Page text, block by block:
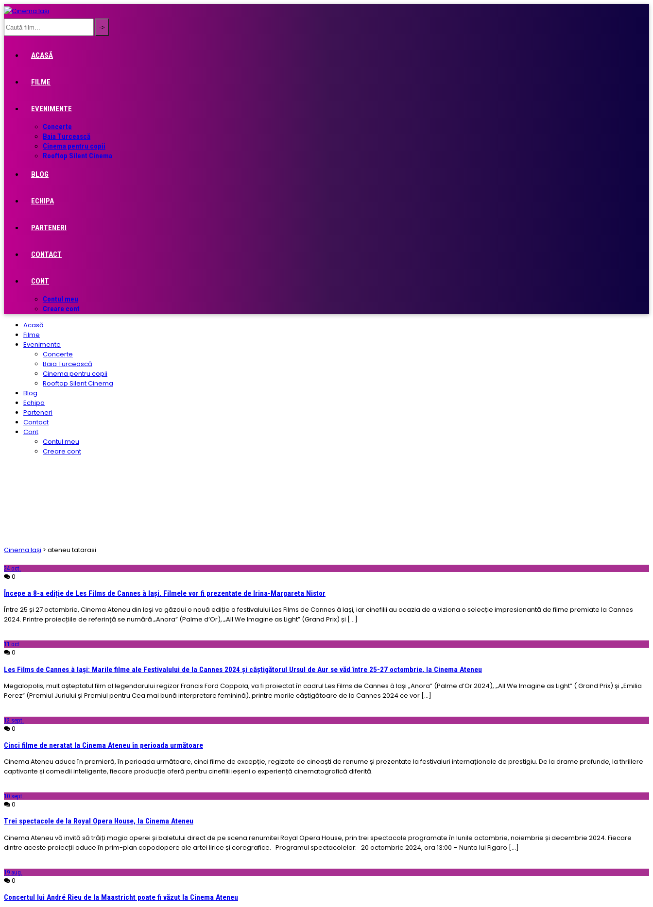
ACASĂ
FILME
EVENIMENTE
Concerte
Baia Turcească
Cinema pentru copii
Rooftop Silent Cinema
BLOG
ECHIPA
PARTENERI
CONTACT
CONT
Contul meu
Creare cont
Acasă
Filme
Evenimente
Concerte
Baia Turcească
Cinema pentru copii
Rooftop Silent Cinema
Blog
Echipa
Parteneri
Contact
Cont
Contul meu
Creare cont
Cinema Iași > ateneu tatarasi
24 oct.
0
Începe a 8-a ediție de Les Films de Cannes à Iași. Filmele vor fi prezentate de Irina-Margareta Nistor
Între 25 și 27 octombrie, Cinema Ateneu din Iași va găzdui o nouă ediție a festivalului Les Films de Cannes à Iași, iar cinefilii au ocazia de a viziona o selecție impresionantă de filme premiate la Cannes
2024. Printre proiecțiile de referință se numără „Anora” (Palme d’Or), „All We Imagine as Light” (Grand Prix) și […]
11 oct.
0
Les Films de Cannes à Iași: Marile filme ale Festivalului de la Cannes 2024 și câștigătorul Ursul de Aur se văd între 25-27 octombrie, la Cinema Ateneu
Megalopolis, mult așteptatul film al legendarului regizor Francis Ford Coppola, va fi proiectat în cadrul Les Films de Cannes à Iași „Anora” (Palme d’Or 2024), „All We Imagine as Light” ( Grand Prix) și „Emilia
Perez” (Premiul Juriului și Premiul pentru Cea mai bună interpretare feminină), printre marile câștigătoare de la Cannes 2024 ce vor […]
12 sept.
0
Cinci filme de neratat la Cinema Ateneu în perioada următoare
Cinema Ateneu aduce în premieră, în perioada următoare, cinci filme de excepție, regizate de cineaști de renume și prezentate la festivaluri internaționale de prestigiu. De la drame profunde, la thrillere
captivante și comedii inteligente, fiecare producție oferă pentru cinefilii ieșeni o experiență cinematografică diferită.
10 sept.
0
Trei spectacole de la Royal Opera House, la Cinema Ateneu
Cinema Ateneu vă invită să trăiți magia operei și baletului direct de pe scena renumitei Royal Opera House, prin trei spectacole programate în lunile octombrie, noiembrie și decembrie 2024. Fiecare
dintre aceste proiecții aduce în prim-plan capodopere ale artei lirice și coregrafice. Programul spectacolelor: 20 octombrie 2024, ora 13:00 – Nunta lui Figaro […]
19 aug.
0
Concertul lui André Rieu de la Maastricht poate fi văzut la Cinema Ateneu